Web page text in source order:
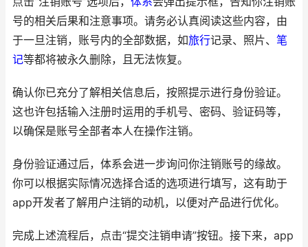
号的相关后果和注意事项。请务必认真阅读这些内容，由
于一旦注销，账号内的全部数据，如旅行记录、照片、 笔
记等都将被永久删除，且无法恢复。
确认你已充分了解相关信息后，按照提示进行身份验证。
这也许包括输入注册时运用的手机号、密码、验证码等，
以确保是账号全部者本人在操作注销。
身份验证通过后，体系会进一步询问你注销账号的缘故。
你可以根据实际情况选择合适的选项进行填写，这有助于
app开发者了解用户注销的动机，以便对产品进行优化。
完成上述流程后，点击“提交注销申请”按钮。接下来，app